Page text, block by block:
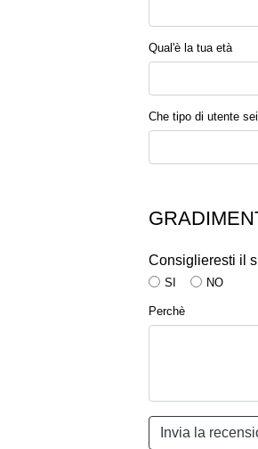
Qual'è la tua età
Che tipo di utente sei
Consiglieresti il
SI NO
Perchè